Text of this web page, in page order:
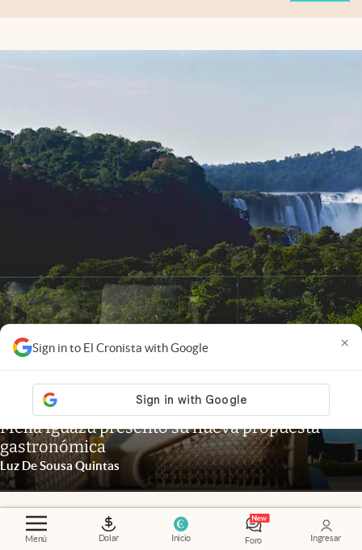
Menú Dolar Inicio Foro Ingresar
Sign in to El Cronista with Google ×
Misiones
Escapada de lujo a las Cataratas: Gran
Meliá Iguazú presentó su nueva propuesta
gastronómica
Luz De Sousa Quintas